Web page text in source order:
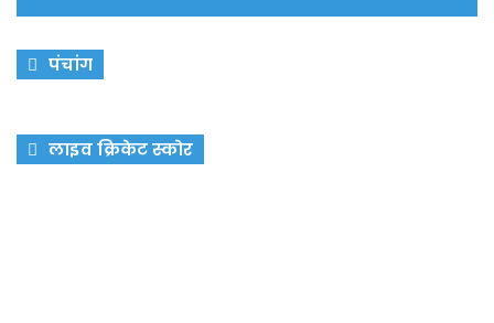
पंचांग
लाइव क्रिकेट स्कोर